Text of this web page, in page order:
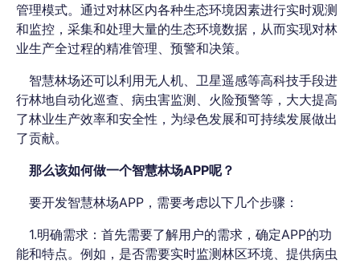
管理模式。通过对林区内各种生态环境因素进行实时观测
和监控，采集和处理大量的生态环境数据，从而实现对林
业生产全过程的精准管理、预警和决策。
智慧林场还可以利用无人机、卫星遥感等高科技手段进
行林地自动化巡查、病虫害监测、火险预警等，大大提高
了林业生产效率和安全性，为绿色发展和可持续发展做出
了贡献。
那么该如何做一个智慧林场APP呢？
要开发智慧林场APP，需要考虑以下几个步骤：
1.明确需求：首先需要了解用户的需求，确定APP的功
能和特点。例如，是否需要实时监测林区环境、提供病虫